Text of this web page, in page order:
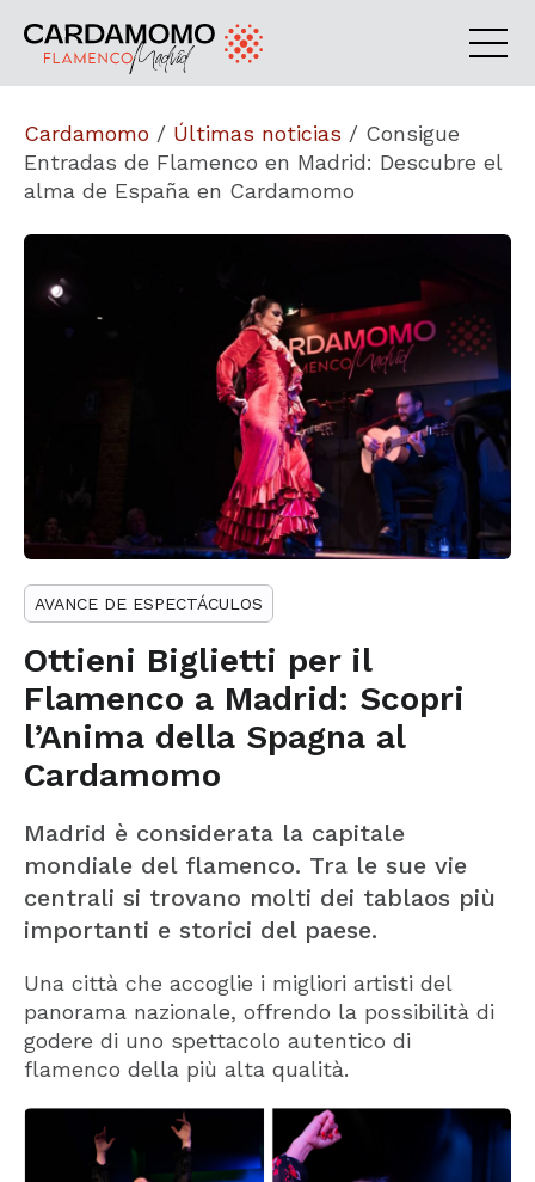
Cardamomo / Últimas noticias / Consigue
Entradas de Flamenco en Madrid: Descubre el
alma de España en Cardamomo
AVANCE DE ESPECTÁCULOS
Ottieni Biglietti per il
Flamenco a Madrid: Scopri
l’Anima della Spagna al
Cardamomo
Madrid è considerata la capitale
mondiale del flamenco. Tra le sue vie
centrali si trovano molti dei tablaos più
importanti e storici del paese.
Una città che accoglie i migliori artisti del
panorama nazionale, offrendo la possibilità di
godere di uno spettacolo autentico di
flamenco della più alta qualità.